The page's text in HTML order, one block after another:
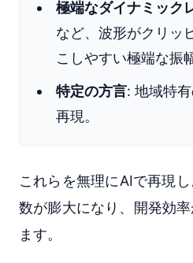
極端なダイナミック
など、波形がクリッ
こしやすい極端な振
特定の方言: 地域特
再現。
これらを無理にAIで再現
数が膨大になり、開発効
ます。